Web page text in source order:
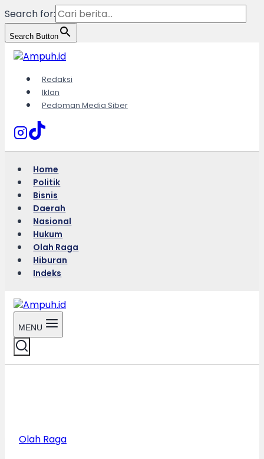
Search for:
Search Button
Skip
to
content
Redaksi
Iklan
Pedoman Media Siber
Home
Politik
Bisnis
Daerah
Nasional
Hukum
Olah Raga
Hiburan
Indeks
MENU
Olah Raga